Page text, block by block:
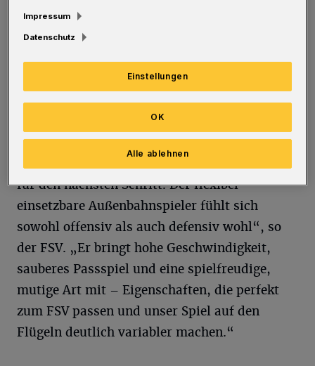
D er 20-Jährige, der auf der Außenbahn
unterwegs ist, bestritt in der laufenden
Spielzeit 30 Partien für den CSC, erzielte vier
Treffer und bereitete fünf Tore vor. Bereits
2024/25 war er als U19-Spieler in 20
Landesliga‑Partien eingesetzt worden.
„Seine Entwicklung zeigt klar: Dani ist bereit
für den nächsten Schritt. Der flexibel
einsetzbare Außenbahnspieler fühlt sich
sowohl offensiv als auch defensiv wohl“, so
der FSV. „Er bringt hohe Geschwindigkeit,
sauberes Passspiel und eine spielfreudige,
mutige Art mit – Eigenschaften, die perfekt
zum FSV passen und unser Spiel auf den
Flügeln deutlich variabler machen.“
Impressum
Datenschutz
Einstellungen
Alle ablehnen
OK